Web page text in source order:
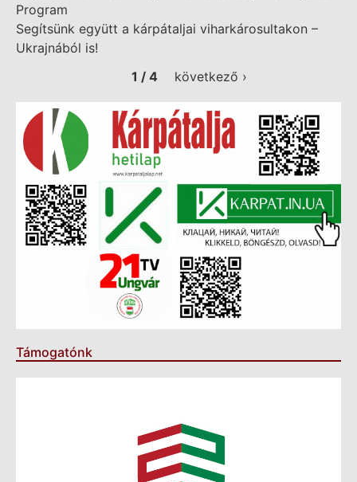
Program
Segítsünk együtt a kárpátaljai viharkárosultakon –
Ukrajnából is!
1 / 4
következő ›
Támogatónk